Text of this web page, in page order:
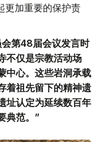
更加重要的保护责
第48届会议发言时
不仅是宗教活动场
中心。这些岩洞承载
着祖先留下的精神遗
址认定为延续数百年
典范。”